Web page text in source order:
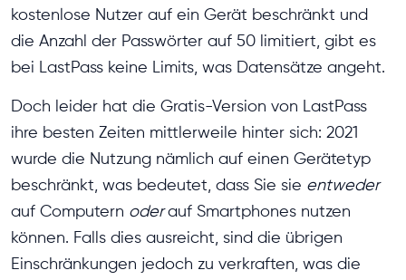
kostenlose Nutzer auf ein Gerät beschränkt und
die Anzahl der Passwörter auf 50 limitiert, gibt es
bei LastPass keine Limits, was Datensätze angeht.
Doch leider hat die Gratis-Version von LastPass
ihre besten Zeiten mittlerweile hinter sich: 2021
wurde die Nutzung nämlich auf einen Gerätetyp
beschränkt, was bedeutet, dass Sie sie entweder
auf Computern oderauf Smartphones nutzen
können. Falls dies ausreicht, sind die übrigen
Einschränkungen jedoch zu verkraften, was die